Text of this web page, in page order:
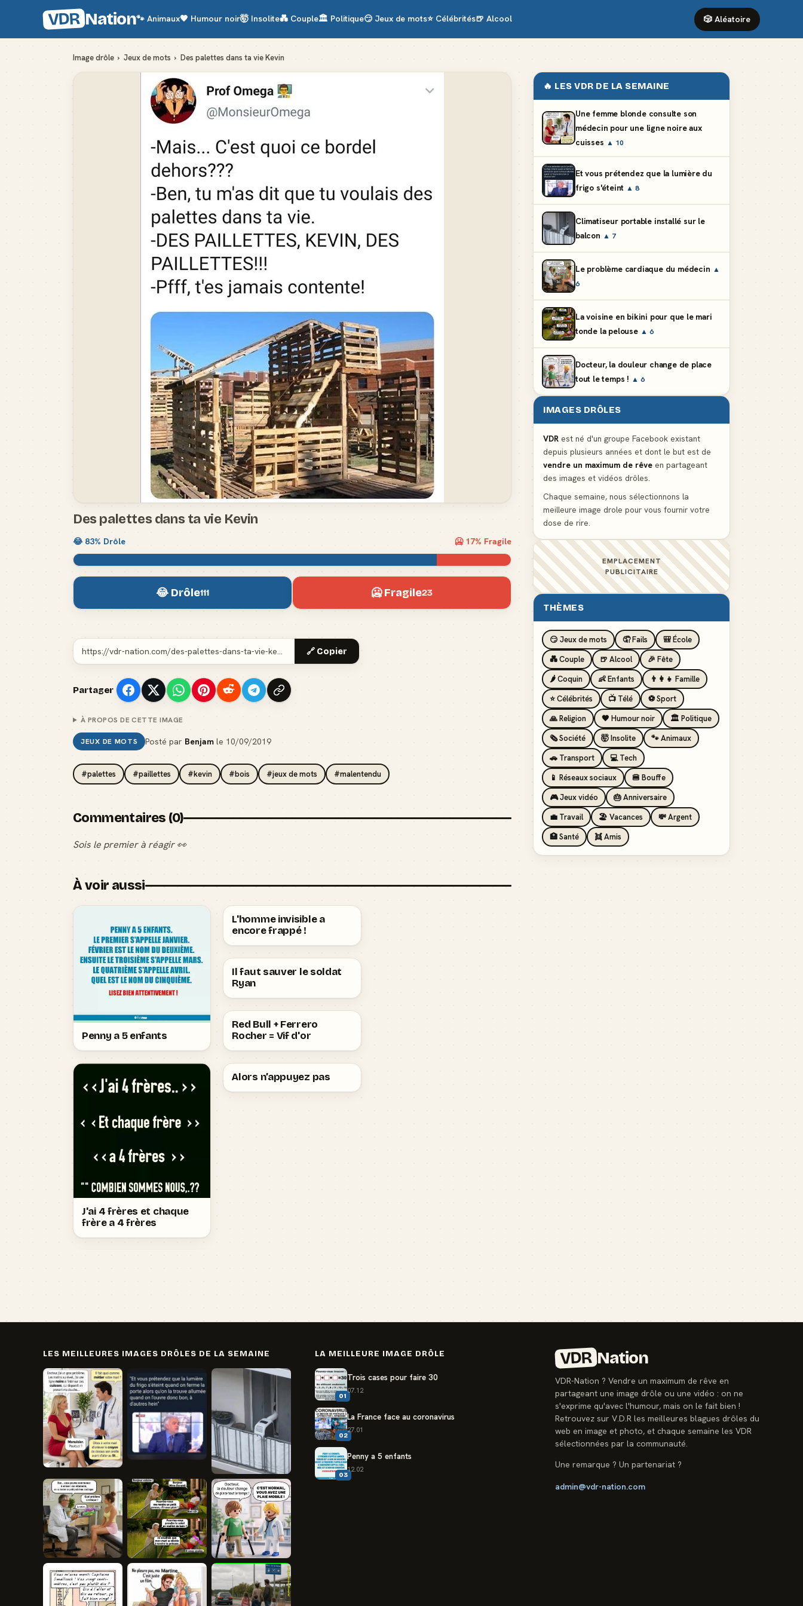
VDR Nation🐾 Animaux🖤 Humour noir🤯 Insolite💑 Couple🏛️ Politique😏 Jeux de mots⭐ Célébrités🍺 Alcool 🎲 Aléatoire
Image drôle › Jeux de mots › Des palettes dans ta vie Kevin
Des palettes dans ta vie Kevin
😂 83% Drôle 🥶 17% Fragile
😂 Drôle111 🥶 Fragile23
🔗 Copier
Partager
À PROPOS DE CETTE IMAGE
JEUX DE MOTS Posté par Benjam le 10/09/2019
#palettes #paillettes #kevin #bois #jeux de mots #malentendu
Commentaires (0)
Sois le premier à réagir 👀
À voir aussi
Penny a 5 enfants
J'ai 4 frères et chaque
frère a 4 frères
L'homme invisible a
encore frappé !
Il faut sauver le soldat
Ryan
Red Bull + Ferrero
Rocher = Vif d'or
Alors n’appuyez pas
🔥 LES VDR DE LA SEMAINE
Une femme blonde consulte son
médecin pour une ligne noire aux
cuisses ▲ 10
Et vous prétendez que la lumière du
frigo s'éteint ▲ 8
Climatiseur portable installé sur le
balcon ▲ 7
Le problème cardiaque du médecin ▲
6
La voisine en bikini pour que le mari
tonde la pelouse ▲ 6
Docteur, la douleur change de place
tout le temps ! ▲ 6
IMAGES DRÔLES
VDR est né d'un groupe Facebook existant
depuis plusieurs années et dont le but est de
vendre un maximum de rêve en partageant
des images et vidéos drôles.
Chaque semaine, nous sélectionnons la
meilleure image drole pour vous fournir votre
dose de rire.
EMPLACEMENT
PUBLICITAIRE
THÈMES
😏 Jeux de mots 🤦 Fails
🎒 École
💑 Couple
🍺 Alcool
🎉 Fête
🌶️ Coquin
👶 Enfants
👨‍👩‍👧 Famille
⭐ Célébrités
📺 Télé
⚽ Sport
🙏 Religion
🖤 Humour noir
🏛️ Politique
🗞️ Société
🤯 Insolite
🐾 Animaux
🚗 Transport
💻 Tech
📱 Réseaux sociaux
🍔 Bouffe
🎮 Jeux vidéo
🎂 Anniversaire
💼 Travail
🏖️ Vacances
💸 Argent
🏥 Santé
👯 Amis
LES MEILLEURES IMAGES DRÔLES DE LA SEMAINE LA MEILLEURE IMAGE DRÔLE
01
Trois cases pour faire 30
07.12
02
La France face au coronavirus
27.01
03
Penny a 5 enfants
12.02
VDR Nation
VDR-Nation ? Vendre un maximum de rêve en
partageant une image drôle ou une vidéo : on ne
s'exprime qu'avec l'humour, mais on le fait bien !
Retrouvez sur V.D.R les meilleures blagues drôles du
web en image et photo, et chaque semaine les VDR
sélectionnées par la communauté.
Une remarque ? Un partenariat ?
admin@vdr-nation.com